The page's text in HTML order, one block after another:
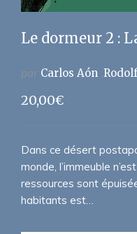
Le dormeur 2 :
par Carlos Aón
20,00€
Dans ce désert
monde, l’immeuble
ressources sont
habitants est…